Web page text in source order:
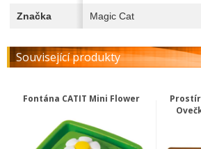
Značka Magic Cat
Související produkty
Fontána CATIT Mini Flower